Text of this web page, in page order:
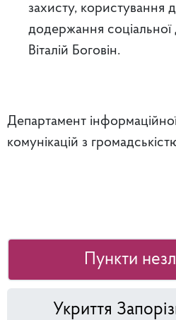
захисту, користування
додержання соціальної
Віталій Боговін.
Департамент інформаційної
комунікацій з
Пункти
Укриття